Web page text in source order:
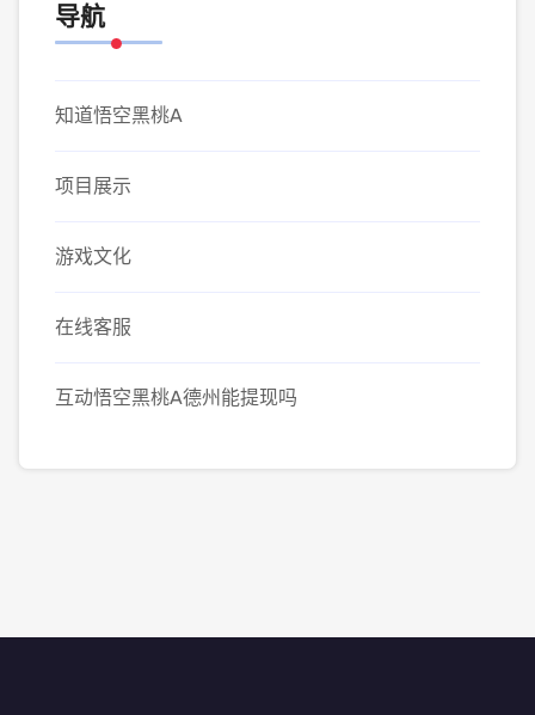
导航
知道悟空黑桃A
项目展示
游戏文化
在线客服
互动悟空黑桃A德州能提现吗